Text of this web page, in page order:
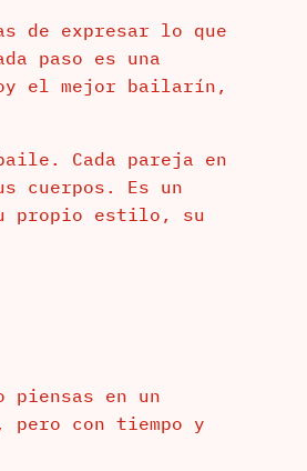
de expresar lo que
paso es una
el mejor bailarín,
Cada pareja en
cuerpos. Es un
propio estilo, su
piensas en un
pero con tiempo y